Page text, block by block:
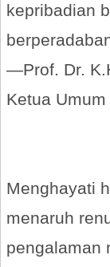
kepribadian
—Prof. Dr.
Ketua Umum
Menghayati
menaruh
pengalaman